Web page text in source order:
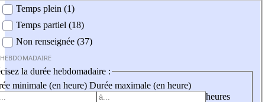
Temps plein (1)
Temps partiel (18)
Non renseignée (37)
la durée hebdomadaire :
minimale (en heure) Durée maximale (en heure)
heures